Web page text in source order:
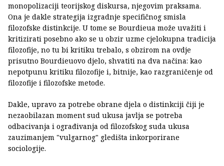
monopolizaciji teorijskog diskursa, njegovim praksama.
Ona je dakle strategija izgradnje specifičnog smisla
filozofske distinkcije. U tome se Bourdieua može uvažiti i
kritizirati posebno ako se u obzir uzme cjelokupna tradicija
filozofije, no tu bi kritiku trebalo, s obzirom na ovdje
prisutno Bourdieuovo djelo, shvatiti na dva načina: kao
nepotpunu kritiku filozofije i, bitnije, kao razgraničenje od
filozofije i filozofske metode.
Dakle, upravo za potrebe obrane djela o distinkciji čiji je
nezaobilazan moment sud ukusa javlja se potreba
odbacivanja i ograđivanja od filozofskog suda ukusa
zauzimanjem "vulgarnog" gledišta inkorporirane
sociologije.